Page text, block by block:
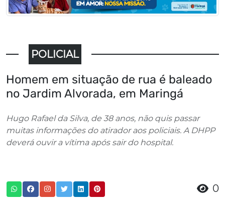
POLICIAL
Homem em situação de rua é baleado
no Jardim Alvorada, em Maringá
Hugo Rafael da Silva, de 38 anos, não quis passar
muitas informações do atirador aos policiais. A DHPP
deverá ouvir a vítima após sair do hospital.
0